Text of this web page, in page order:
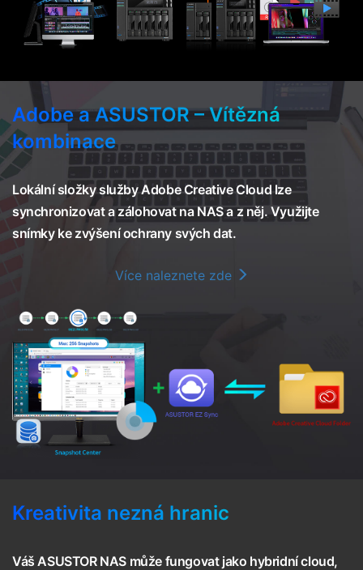
Adobe a ASUSTOR – Vítězná
kombinace
Lokální složky služby Adobe Creative Cloud lze
synchronizovat a zálohovat na NAS a z něj. Využijte
snímky ke zvýšení ochrany svých dat.
Více naleznete zde
Kreativita nezná hranic
Váš ASUSTOR NAS může fungovat jako hybridní cloud,